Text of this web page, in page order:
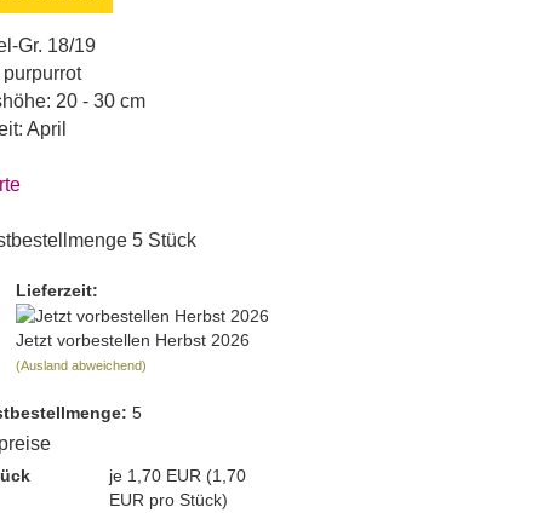
Gr. 18/19
20 - 30 cm
April
5 Stück
Lieferzeit:
Jetzt vorbestellen Herbst 2026
(Ausland abweichend)
5
je 1,70 EUR (1,70
EUR pro Stück)